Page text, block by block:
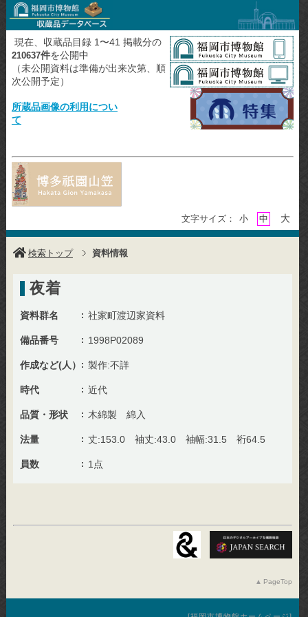
現在、収蔵品目録 1〜41 掲載分の
210637件を公開中
（未公開資料は準備が出来次第、順
次公開予定）
所蔵品画像の利用につい
て
文字サイズ： 小 中 大
検索トップ 資料情報
夜着
資料群名 社家町渡辺家資料
備品番号 1998P02089
作成など(人） 製作:不詳
時代 近代
品質・形状 木綿製 綿入
法量 丈:153.0 袖丈:43.0 袖幅:31.5 裄64.5
員数 1点
PageTop